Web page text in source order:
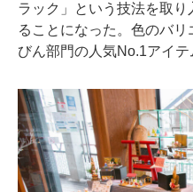
ラック」という技法を取
ることになった。色のバ
びん部門の人気No.1アイテ